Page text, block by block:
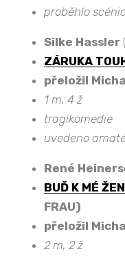
proběhlo
Silke Hassler
ZÁRUKA
přeložil
1 m, 4 ž
tragikomedie
uvedeno
René
BUĎ K MÉ
FRAU)
přeložil
2 m, 2 ž